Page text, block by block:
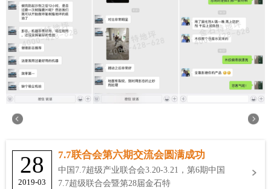
28
2019-03
7.7联合会第六期交流会圆满成功
中国7.7超级产业联合会3.20-3.21，第6期中国
7.7超级联合会暨第28届金石特